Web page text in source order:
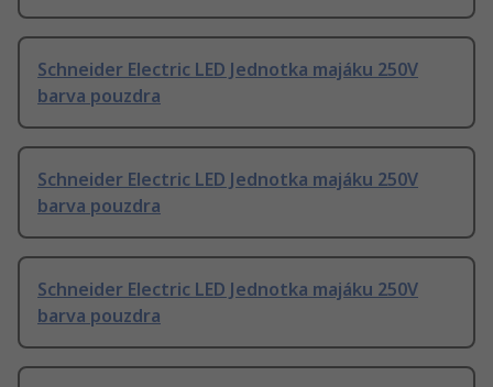
Schneider Electric LED Jednotka majáku 250V
barva pouzdra
Schneider Electric LED Jednotka majáku 250V
barva pouzdra
Schneider Electric LED Jednotka majáku 250V
barva pouzdra